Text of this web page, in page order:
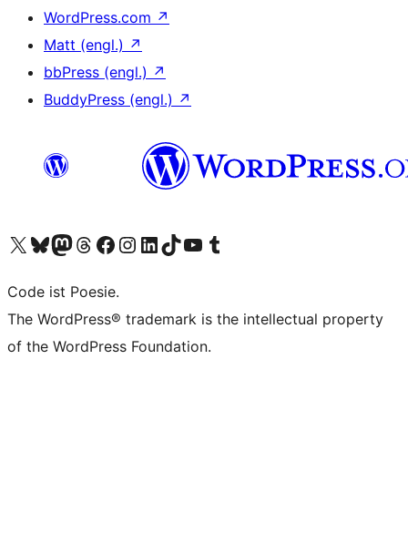
WordPress.com ↗
Matt (engl.) ↗
bbPress (engl.) ↗
BuddyPress (engl.) ↗
Unser X-Konto (früher Twitter) besuchen
Unser Bluesky-Konto besuchen
Unser Mastodon-Konto besuchen
Unser Threads-Konto besuchen
Unsere Facebook-Seite besuchen
Unser Instagram-Konto besuchen
Unser LinkedIn-Konto besuchen
Unser TikTok-Konto besuchen
Unseren YouTube-Kanal besuchen
Unser Tumblr-Konto besuchen
Code ist Poesie.
The WordPress® trademark is the intellectual property
of the WordPress Foundation.